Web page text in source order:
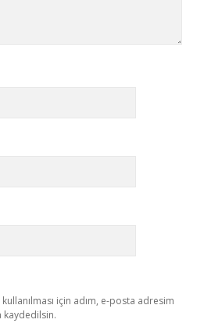
için adım, e-posta adresim
kaydedilsin.